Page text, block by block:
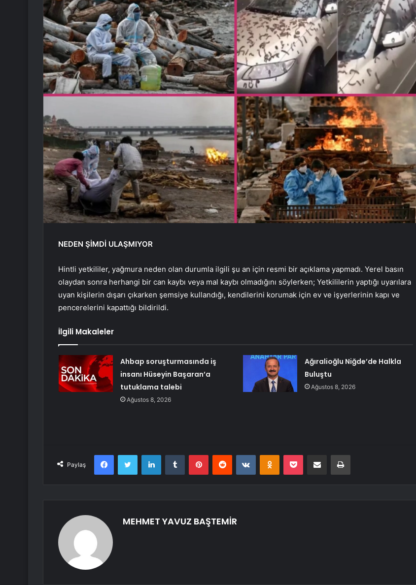
NEDEN ŞİMDİ ULAŞMIYOR
Hintli yetkililer, yağmura neden olan durumla ilgili şu an için resmi bir açıklama yapmadı. Yerel basın
olaydan sonra herhangi bir can kaybı veya mal kaybı olmadığını söylerken; Yetkililerin yaptığı uyarılara
uyan kişilerin dışarı çıkarken şemsiye kullandığı, kendilerini korumak için ev ve işyerlerinin kapı ve
pencerelerini kapattığı bildirildi.
İlgili Makaleler
Ahbap soruşturmasında iş
insanı Hüseyin Başaran’a
tutuklama talebi
Ağustos 8, 2026
Ağıralioğlu Niğde’de Halkla
Buluştu
Ağustos 8, 2026
Paylaş
FacebookTwitter LinkedInTumblr PinterestReddit VKontakteOdnoklassniki
Pocket E-Posta ile paylaş Yazdır
MEHMET YAVUZ BAŞTEMİR